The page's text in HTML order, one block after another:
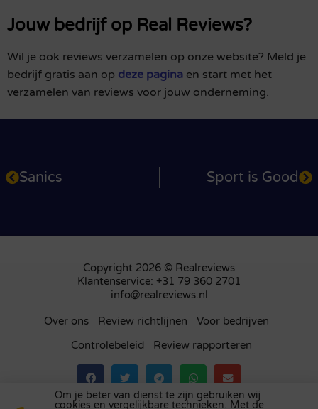
Jouw bedrijf op Real Reviews?
Wil je ook reviews verzamelen op onze website? Meld je
bedrijf gratis aan op deze pagina en start met het
verzamelen van reviews voor jouw onderneming.
Sanics Sport is Good
Copyright 2026 © Realreviews
Klantenservice: +31 79 360 2701
info@realreviews.nl
Over ons Review richtlijnen
Voor bedrijven
Controlebeleid
Review rapporteren
Om je beter van dienst te zijn gebruiken wij
cookies en vergelijkbare technieken. Met de